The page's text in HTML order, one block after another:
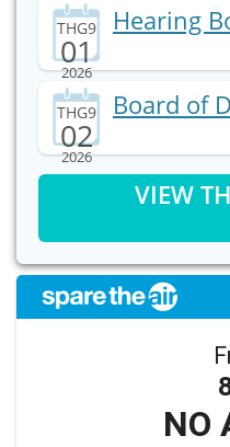
THG9
01
2026
Hearing
THG9
02
2026
Board of
VIEW
NO